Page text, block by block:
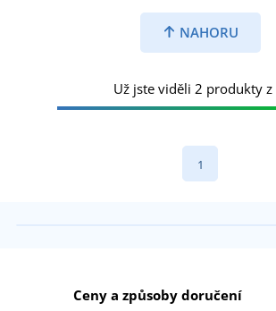
NAHORU
Už jste viděli 2 produkty z
1
Ceny a způsoby doručení